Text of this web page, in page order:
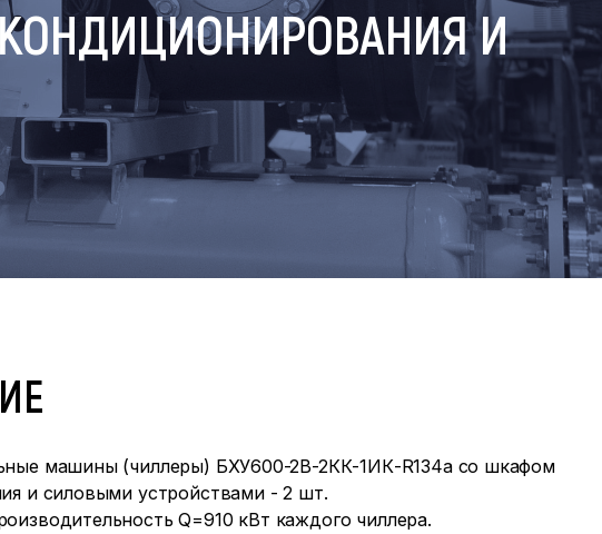
И
машины (чиллеры) БХУ600-2В-2КК-1ИК-R134a со шкафом
и силовыми устройствами - 2 шт.
Q=910 кВт каждого чиллера.